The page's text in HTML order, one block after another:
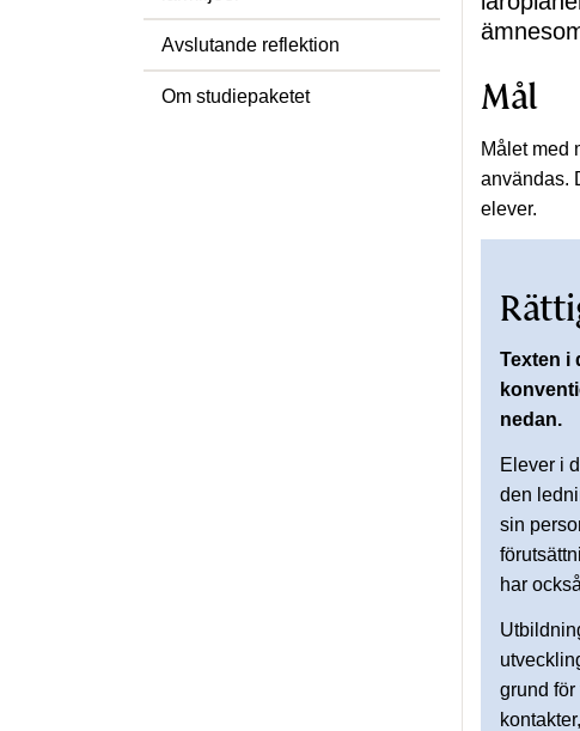
Avslutande reflektion
Om studiepaketet Mål
Målet med
användas.
elever.
Texten i
nedan.
Elever i
den
sin
har
grund